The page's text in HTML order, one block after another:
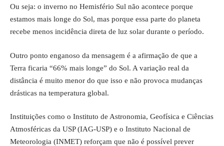
Ou seja: o inverno no Hemisfério Sul não acontece porque
estamos mais longe do Sol, mas porque essa parte do planeta
recebe menos incidência direta de luz solar durante o período.
Outro ponto enganoso da mensagem é a afirmação de que a
Terra ficaria “66% mais longe” do Sol. A variação real da
distância é muito menor do que isso e não provoca mudanças
drásticas na temperatura global.
Instituições como o Instituto de Astronomia, Geofísica e Ciências
Atmosféricas da USP (IAG-USP) e o Instituto Nacional de
Meteorologia (INMET) reforçam que não é possível prever